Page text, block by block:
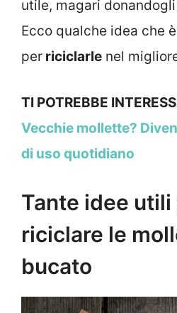
utile, magari
Ecco qualche idea che
per riciclarle nel
TI POTREBBE
Vecchie mollette?
di uso quotidiano
Tante idee utili
riciclare le
bucato